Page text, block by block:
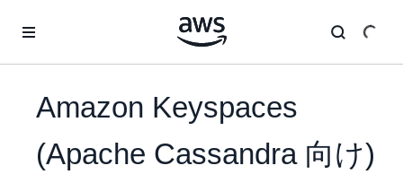
Amazon Keyspaces
(Apache Cassandra 向け)